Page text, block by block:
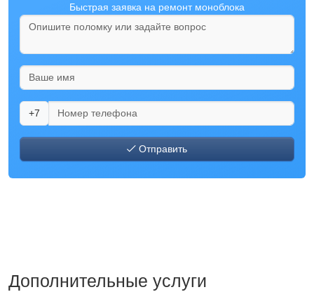
Быстрая заявка на ремонт моноблока
+7
Отправить
Дополнительные услуги